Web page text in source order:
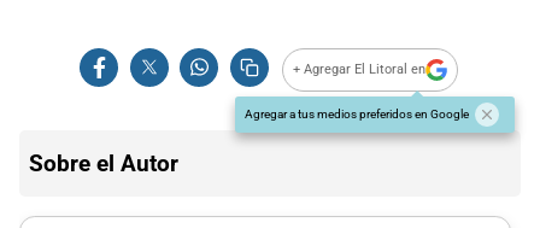
+ Agregar El Litoral en
Agregar a tus medios preferidos en Google
Sobre el Autor